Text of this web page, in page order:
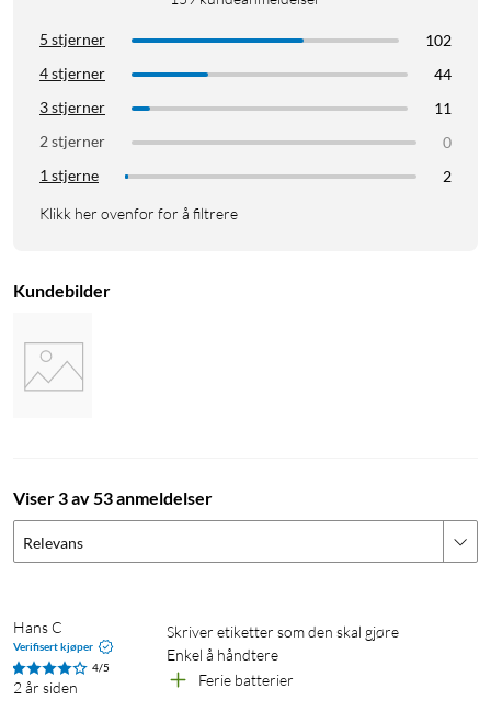
5 stjerner
102
4 stjerner
44
3 stjerner
11
2 stjerner
0
1 stjerne
2
Klikk her ovenfor for å filtrere
Kundebilder
Viser 3 av 53 anmeldelser
Relevans
Hans C
Verifisert kjøper
4/5
2 år siden
Skriver etiketter som den skal gjøre
Enkel å håndtere
Ferie batterier